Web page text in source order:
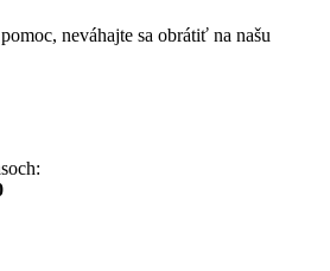
neváhajte sa obrátiť na našu